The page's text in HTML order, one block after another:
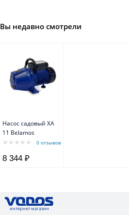
Вы недавно смотрели
Насос садовый XA
11 Belamos
0 отзывов
8 344 ₽
интернет магазин